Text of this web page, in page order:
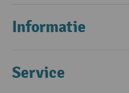
Informatie
Service